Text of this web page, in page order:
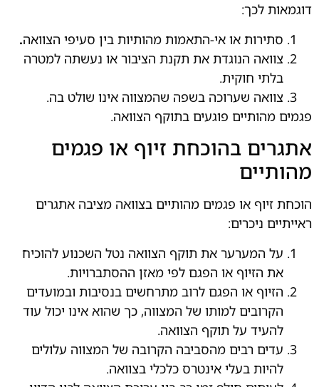
דוגמאות לכך:
סתירות או אי-התאמות מהותיות בין סעיפי הצוואה.
צוואה הנוגדת את תקנת הציבור או נעשתה למטרה
בלתי חוקית.
צוואה שערוכה בשפה שהמצווה אינו שולט בה.
פגמים מהותיים פוגעים בתוקף הצוואה.
אתגרים בהוכחת זיוף או פגמים
מהותיים
הוכחת זיוף או פגמים מהותיים בצוואה מציבה אתגרים
ראייתיים ניכרים:
על המערער את תוקף הצוואה נטל השכנוע להוכיח
את הזיוף או הפגם לפי מאזן ההסתברויות.
הזיוף או הפגם לרוב מתרחשים בנסיבות ובמועדים
הקרובים למותו של המצווה, כך שהוא אינו יכול עוד
להעיד על תוקף הצוואה.
עדים רבים מהסביבה הקרובה של המצווה עלולים
להיות בעלי אינטרס כלכלי בצוואה.